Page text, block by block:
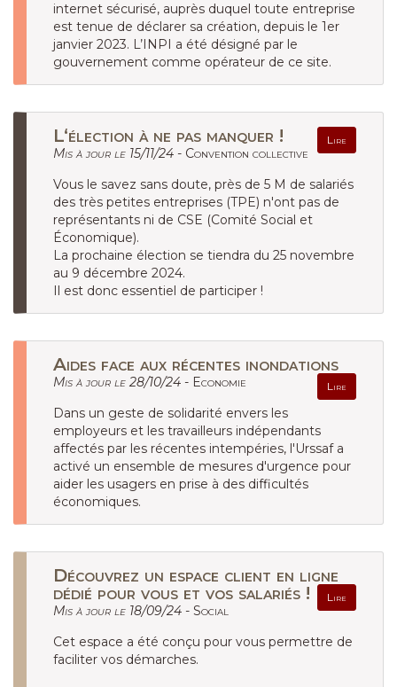
internet sécurisé, auprès duquel toute entreprise
est tenue de déclarer sa création, depuis le 1er
janvier 2023. L’INPI a été désigné par le
gouvernement comme opérateur de ce site.
L‘élection à ne pas manquer ! Lire
Mis à jour le 15/11/24 - Convention collective
Vous le savez sans doute, près de 5 M de salariés
des très petites entreprises (TPE) n'ont pas de
représentants ni de CSE (Comité Social et
Économique).
La prochaine élection se tiendra du 25 novembre
au 9 décembre 2024.
Il est donc essentiel de participer !
Aides face aux récentes inondations
Lire
Mis à jour le 28/10/24 - Economie
Dans un geste de solidarité envers les
employeurs et les travailleurs indépendants
affectés par les récentes intempéries, l'Urssaf a
activé un ensemble de mesures d'urgence pour
aider les usagers en prise à des difficultés
économiques.
Découvrez un espace client en ligne
dédié pour vous et vos salariés !
Lire
Mis à jour le 18/09/24 - Social
Cet espace a été conçu pour vous permettre de
faciliter vos démarches.